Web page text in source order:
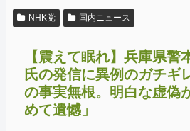
NHK党 国内ニュース
【震えて眠れ】兵庫県警
氏の発信に異例のガチギ
の事実無根。明白な虚偽
めて遺憾」